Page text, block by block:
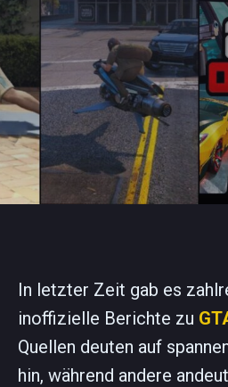
In letzter Zeit gab es
inoffizielle Berichte zu
Quellen deuten auf
hin, während andere